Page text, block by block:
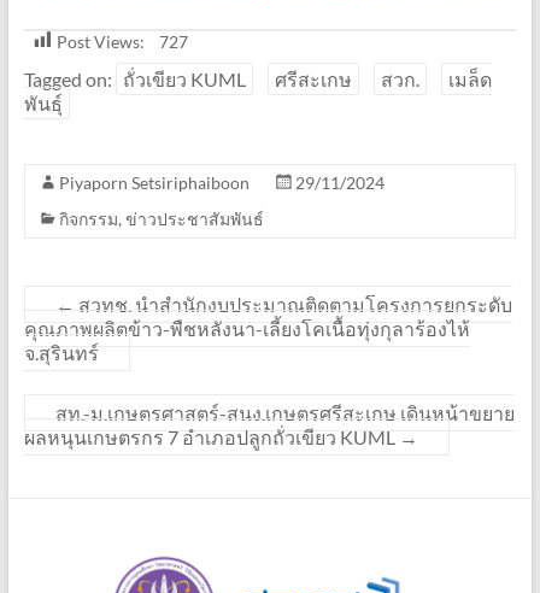
Post Views: 727
Tagged on: ถั่วเขียว KUML ศรีสะเกษ สวก.
เมล็ด
พันธุ์
Piyaporn Setsiriphaiboon
29/11/2024
กิจกรรม, ข่าวประชาสัมพันธ์
← สวทช. นำสำนักงบประมาณติดตามโครงการยกระดับ
คุณภาพผลิตข้าว-พืชหลังนา-เลี้ยงโคเนื้อทุ่งกุลาร้องไห้
จ.สุรินทร์
สท.-ม.เกษตรศาสตร์-สนง.เกษตรศรีสะเกษ เดินหน้าขยาย
ผลหนุนเกษตรกร 7 อำเภอปลูกถั่วเขียว KUML →